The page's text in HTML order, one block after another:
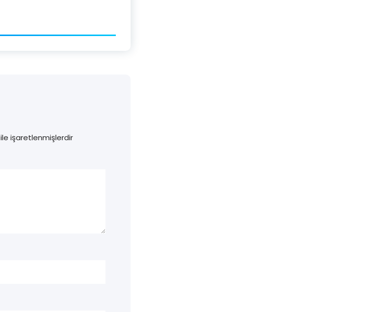
ile işaretlenmişlerdir